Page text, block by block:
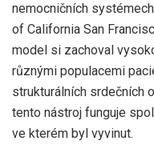
nemocničních
of California San
model si zachoval
různými populacemi
strukturálních srdečních
tento nástroj funguje
ve kterém byl vyvinut.